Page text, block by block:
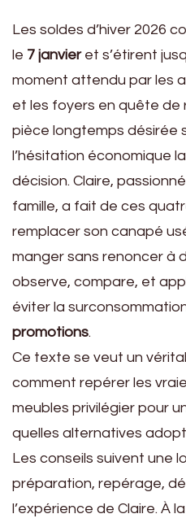
Les soldes d’hiver 2026
le 7 janvieret s’étirent
moment attendu par les
et les foyers en quête de
pièce longtemps désirée
l’hésitation économique
décision. Claire,
famille, a fait de ces
remplacer son canapé
manger sans renoncer à
observe, compare, et
éviter la
promotions.
Ce texte se veut un
comment repérer les
meubles privilégier pour
quelles alternatives
Les conseils suivent une
préparation, repérage,
l’expérience de Claire. À